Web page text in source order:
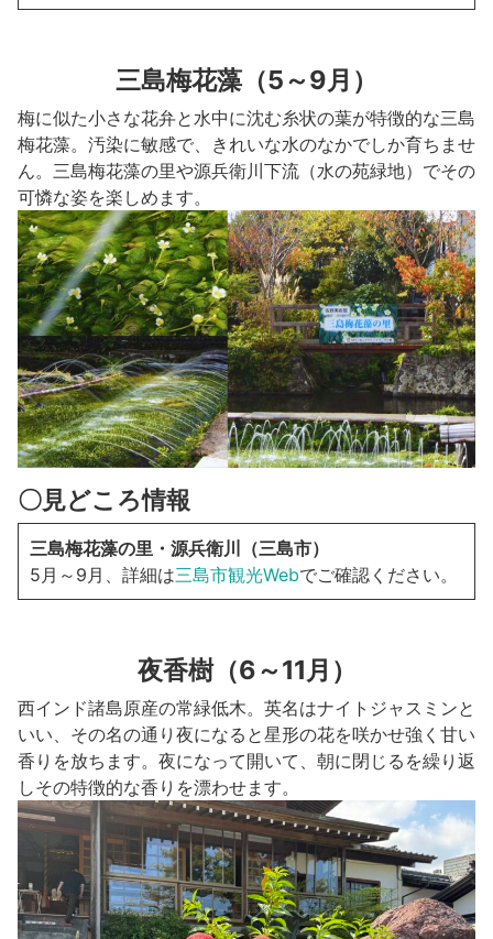
三島梅花藻（5～9月）
梅に似た小さな花弁と水中に沈む糸状の葉が特徴的な三島
梅花藻。汚染に敏感で、きれいな水のなかでしか育ちませ
ん。三島梅花藻の里や源兵衛川下流（水の苑緑地）でその
可憐な姿を楽しめます。
〇見どころ情報
三島梅花藻の里・源兵衛川（三島市）
5月～9月、詳細は三島市観光Webでご確認ください。
夜香樹（6～11月）
西インド諸島原産の常緑低木。英名はナイトジャスミンと
いい、その名の通り夜になると星形の花を咲かせ強く甘い
香りを放ちます。夜になって開いて、朝に閉じるを繰り返
しその特徴的な香りを漂わせます。